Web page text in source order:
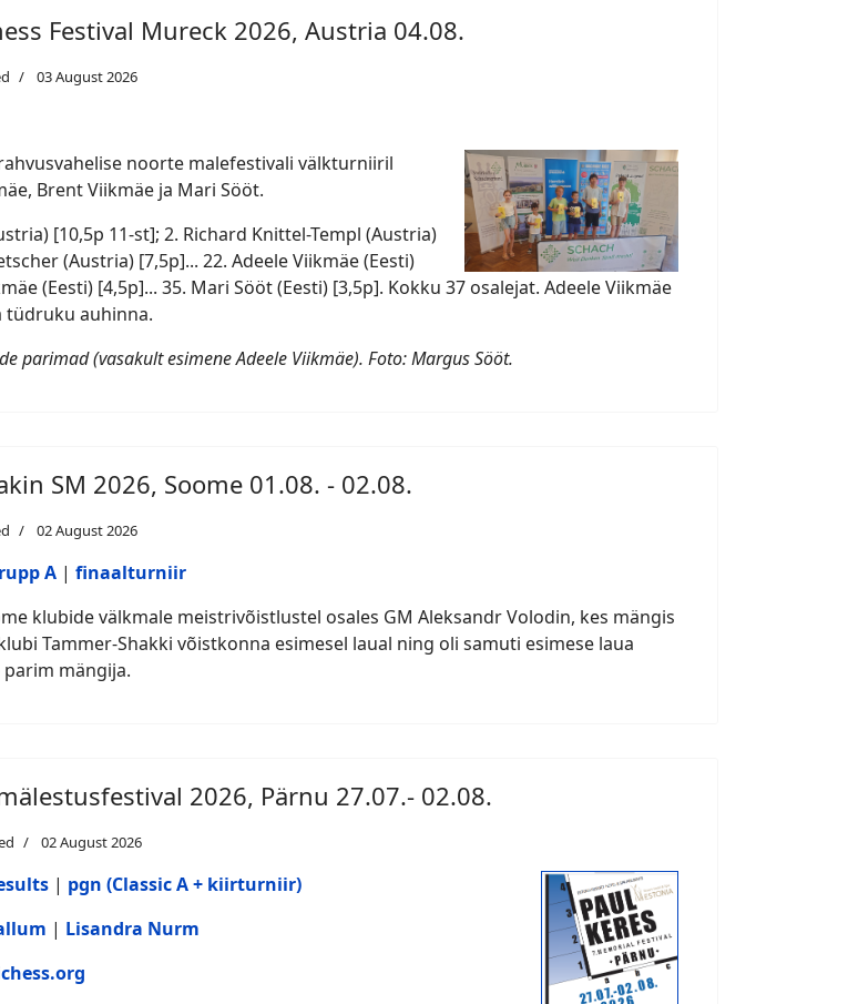
Festival Mureck 2026, Austria 04.08.
03 August 2026
noorte malefestivali välkturniiril
Brent Viikmäe ja Mari Sööt.
[10,5p 11-st]; 2. Richard Knittel-Templ (Austria)
(Austria) [7,5p]... 22. Adeele Viikmäe (Eesti)
(Eesti) [4,5p]... 35. Mari Sööt (Eesti) [3,5p]. Kokku 37 osalejat. Adeele Viikmäe
auhinna.
parimad (vasakult esimene Adeele Viikmäe). Foto: Margus Sööt.
SM 2026, Soome 01.08. - 02.08.
02 August 2026
A | finaalturniir
klubide välkmale meistrivõistlustel osales GM Aleksandr Volodin, kes mängis
Tammer-Shakki võistkonna esimesel laual ning oli samuti esimese laua
mängija.
2026, Pärnu 27.07.- 02.08.
02 August 2026
| pgn (Classic A + kiirturniir)
| Lisandra Nurm